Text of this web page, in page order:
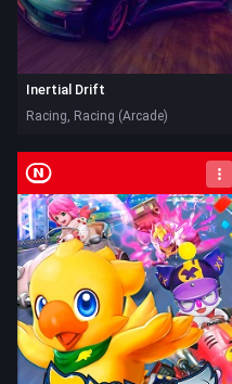
Inertial Drift
Racing, Racing (Arcade)
Nintendo Switch